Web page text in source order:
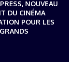
NOUVEAU
DU CINÉMA
POUR LES
GRANDS